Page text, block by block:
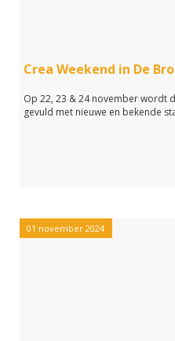
Crea Weekend in De
Op 22, 23 & 24 november wordt
gevuld met nieuwe en bekende
01 november 2024